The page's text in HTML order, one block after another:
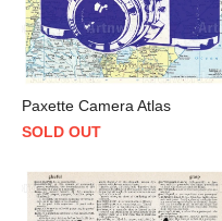
Paxette Camera Atlas
SOLD OUT